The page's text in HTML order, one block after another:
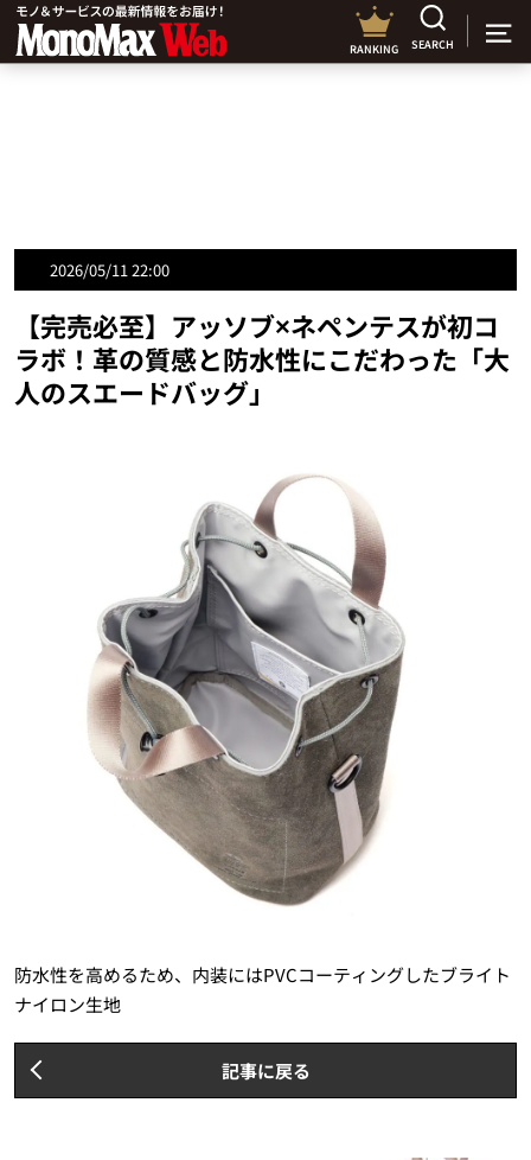
RANKING SEARCH
2026/05/11 22:00
【完売必至】アッソブ×ネペンテスが初コ
ラボ！革の質感と防水性にこだわった「大
人のスエードバッグ」
防水性を高めるため、内装にはPVCコーティングしたブライト
ナイロン生地
記事に戻る